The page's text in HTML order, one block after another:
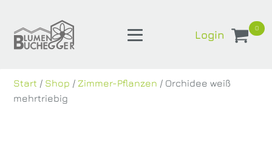
Login
0
Start / Shop /Zimmer-Pflanzen / Orchidee weiß
mehrtriebig